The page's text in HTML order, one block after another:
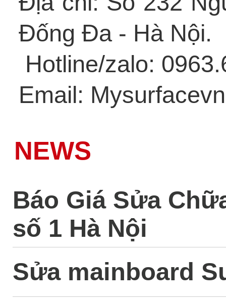
Đống Đa - Hà Nội.
Hotline/zalo:
Email:
NEWS
Báo Giá Sửa
số 1 Hà Nội
Sửa mainboard